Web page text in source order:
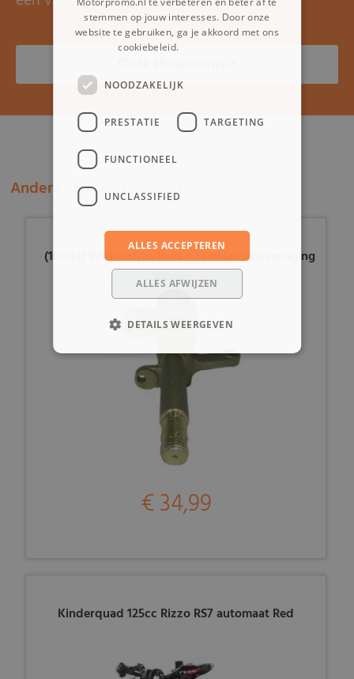
Andere klanten bekeken ook:
(10H3a) Wielnaaf/as links + remklauwbevestiging
100mm
€ 34,99
Kinderquad 125cc Rizzo RS7 automaat Red
stemmen op jouw interesses. Door onze
website te gebruiken, ga je akkoord met ons
cookiebeleid.
NOODZAKELIJK
PRESTATIE TARGETING
FUNCTIONEEL
UNCLASSIFIED
ALLES ACCEPTEREN
ALLES AFWIJZEN
DETAILS WEERGEVEN